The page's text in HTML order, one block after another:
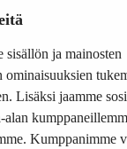
sisällön ja mainosten
ominaisuuksien
Lisäksi jaamme
Kumppanimme